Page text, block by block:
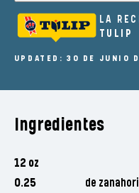
LA
TULIP
UPDATED: 30 DE JUNIO
Ingredientes
12 oz
0.25
de